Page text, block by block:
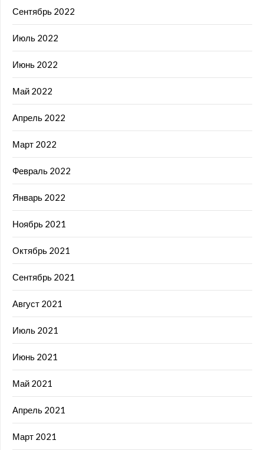
Сентябрь 2022
Июль 2022
Июнь 2022
Май 2022
Апрель 2022
Март 2022
Февраль 2022
Январь 2022
Ноябрь 2021
Октябрь 2021
Сентябрь 2021
Август 2021
Июль 2021
Июнь 2021
Май 2021
Апрель 2021
Март 2021